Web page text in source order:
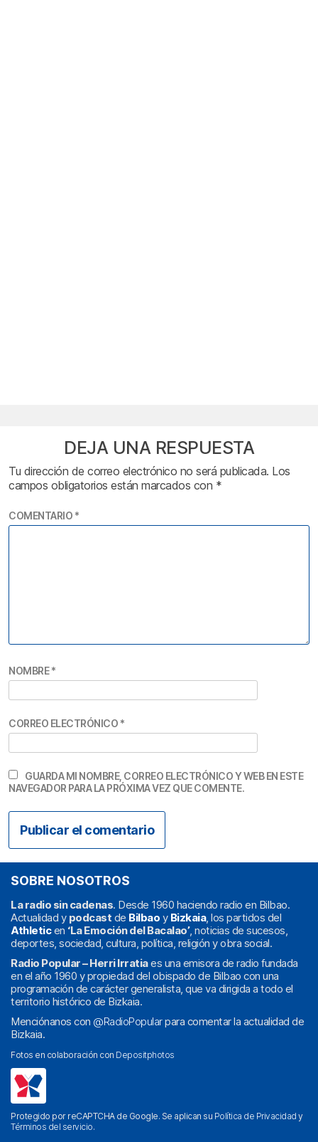
DEJA UNA RESPUESTA
Tu dirección de correo electrónico no será publicada. Los
campos obligatorios están marcados con *
COMENTARIO *
NOMBRE*
CORREO ELECTRÓNICO *
GUARDA MI NOMBRE, CORREO ELECTRÓNICO Y WEB EN ESTE
NAVEGADOR PARA LA PRÓXIMA VEZ QUE COMENTE.
SOBRE NOSOTROS
La radio sin cadenas. Desde 1960 haciendo radio en Bilbao.
Actualidad y podcast de Bilbao y Bizkaia, los partidos del
Athleticen ‘La Emoción del Bacalao’, noticias de sucesos,
deportes, sociedad, cultura, política, religión y obra social.
Radio Popular – Herri Irratiaes una emisora de radio fundada
en el año 1960 y propiedad del obispado de Bilbao con una
programación de carácter generalista, que va dirigida a todo el
territorio histórico de Bizkaia.
Menciónanos con @RadioPopularpara comentar la actualidad de
Bizkaia.
Fotos en colaboración con Depositphotos
Protegido por reCAPTCHA de Google. Se aplican su Política de Privacidad y
Términos del servicio.